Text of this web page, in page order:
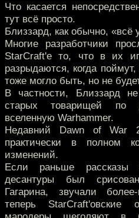
Что касается
тут всё просто.
Близзард, как обычно, «всё
Многие разработчики
StarCraft'е то, что в их
разрыдаются, когда
тоже могло быть, но не
В частности, Близзард
старых товарищей по
вселенную Warhammer.
Недавний Dawn of War
практически в полном
изменений.
Если раньше
десантуры был
Гагарина, звучали
теперь StarCraft'овские